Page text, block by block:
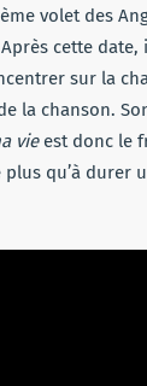
volet des
cette
sur la
la chanson.
vieest donc le
qu’à durer